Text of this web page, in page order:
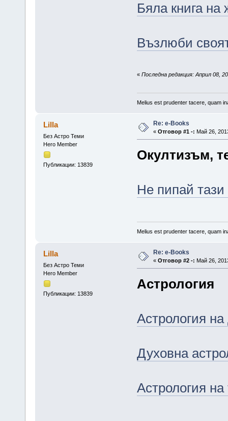
Бяла книга на
Възлюби
« Последна редакция: Април 08,
Melius est prudenter tacere, quam
Lilla
Без Астро Теми
Hero Member
Публикации: 13839
Re: е-Books
« Отговор #1 -: Май 26,
Окултизъм,
Не пипай тази
Melius est prudenter tacere, quam
Lilla
Без Астро Теми
Hero Member
Публикации: 13839
Re: е-Books
« Отговор #2 -: Май 26,
Астрология
Астрология
Духовна
Астрология